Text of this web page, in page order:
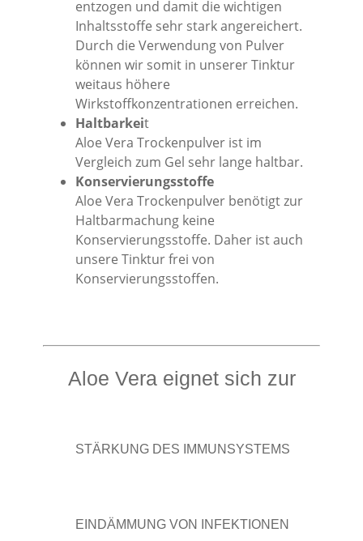
entzogen und damit die wichtigen
Inhaltsstoffe sehr stark angereichert.
Durch die Verwendung von Pulver
können wir somit in unserer Tinktur
weitaus höhere
Wirkstoffkonzentrationen erreichen.
Haltbarkeit
Aloe Vera Trockenpulver ist im
Vergleich zum Gel sehr lange haltbar.
Konservierungsstoffe
Aloe Vera Trockenpulver benötigt zur
Haltbarmachung keine
Konservierungsstoffe. Daher ist auch
unsere Tinktur frei von
Konservierungsstoffen.
Aloe Vera eignet sich zur
STÄRKUNG DES IMMUNSYSTEMS
EINDÄMMUNG VON INFEKTIONEN